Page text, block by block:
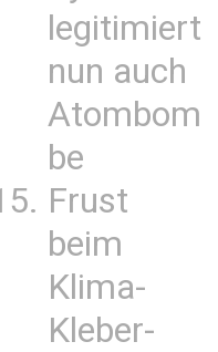
legitimiert
nun auch
Atombom
be
Frust
beim
Klima-
Kleber-